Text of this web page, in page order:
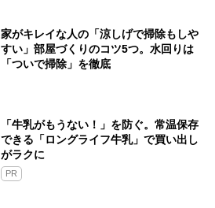
家がキレイな人の「涼しげで掃除もしや
すい」部屋づくりのコツ5つ。水回りは
「ついで掃除」を徹底
「牛乳がもうない！」を防ぐ。常温保存
できる「ロングライフ牛乳」で買い出し
がラクに
PR